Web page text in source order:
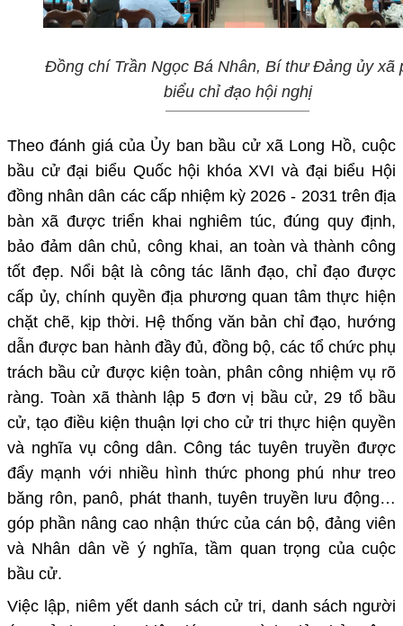
Đồng chí Trần Ngọc Bá Nhân, Bí thư Đảng ủy xã
biểu chỉ đạo hội nghị
Theo đánh giá của Ủy ban bầu cử xã Long Hồ, cuộc
bầu cử đại biểu Quốc hội khóa XVI và đại biểu Hội
đồng nhân dân các cấp nhiệm kỳ 2026 - 2031 trên địa
bàn xã được triển khai nghiêm túc, đúng quy định,
bảo đảm dân chủ, công khai, an toàn và thành công
tốt đẹp. Nổi bật là công tác lãnh đạo, chỉ đạo được
cấp ủy, chính quyền địa phương quan tâm thực hiện
chặt chẽ, kịp thời. Hệ thống văn bản chỉ đạo, hướng
dẫn được ban hành đầy đủ, đồng bộ, các tổ chức phụ
trách bầu cử được kiện toàn, phân công nhiệm vụ rõ
ràng. Toàn xã thành lập 5 đơn vị bầu cử, 29 tổ bầu
cử, tạo điều kiện thuận lợi cho cử tri thực hiện quyền
và nghĩa vụ công dân. Công tác tuyên truyền được
đẩy mạnh với nhiều hình thức phong phú như treo
băng rôn, panô, phát thanh, tuyên truyền lưu động…
góp phần nâng cao nhận thức của cán bộ, đảng viên
và Nhân dân về ý nghĩa, tầm quan trọng của cuộc
bầu cử.
Việc lập, niêm yết danh sách cử tri, danh sách người